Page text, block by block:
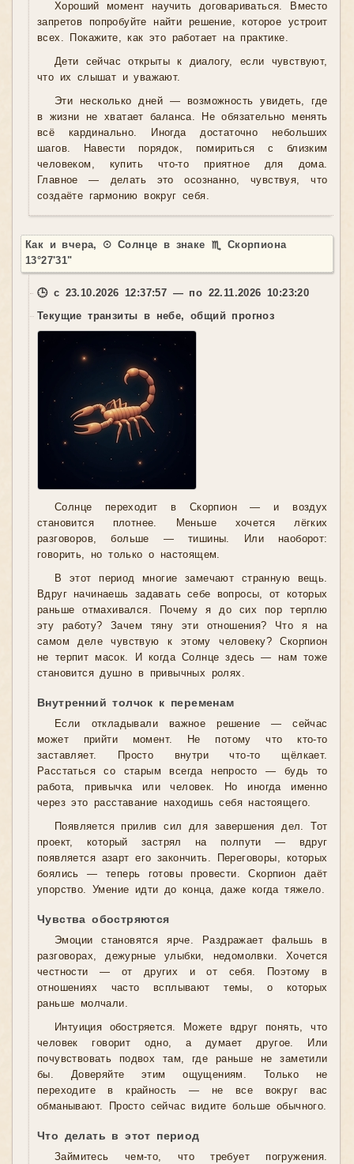
Хороший момент научить договариваться. Вместо
запретов попробуйте найти решение, которое устроит
всех. Покажите, как это работает на практике.
Дети сейчас открыты к диалогу, если чувствуют,
что их слышат и уважают.
Эти несколько дней — возможность увидеть, где
в жизни не хватает баланса. Не обязательно менять
всё кардинально. Иногда достаточно небольших
шагов. Навести порядок, помириться с близким
человеком, купить что-то приятное для дома.
Главное — делать это осознанно, чувствуя, что
создаёте гармонию вокруг себя.
Как и вчера, ☉ Солнце в знаке ♏ Скорпиона
13°27'31"
🕒 с 23.10.2026 12:37:57 — по 22.11.2026 10:23:20
Текущие транзиты в небе, общий прогноз
Солнце переходит в Скорпион — и воздух
становится плотнее. Меньше хочется лёгких
разговоров, больше — тишины. Или наоборот:
говорить, но только о настоящем.
В этот период многие замечают странную вещь.
Вдруг начинаешь задавать себе вопросы, от которых
раньше отмахивался. Почему я до сих пор терплю
эту работу? Зачем тяну эти отношения? Что я на
самом деле чувствую к этому человеку? Скорпион
не терпит масок. И когда Солнце здесь — нам тоже
становится душно в привычных ролях.
Внутренний толчок к переменам
Если откладывали важное решение — сейчас
может прийти момент. Не потому что кто-то
заставляет. Просто внутри что-то щёлкает.
Расстаться со старым всегда непросто — будь то
работа, привычка или человек. Но иногда именно
через это расставание находишь себя настоящего.
Появляется прилив сил для завершения дел. Тот
проект, который застрял на полпути — вдруг
появляется азарт его закончить. Переговоры, которых
боялись — теперь готовы провести. Скорпион даёт
упорство. Умение идти до конца, даже когда тяжело.
Чувства обостряются
Эмоции становятся ярче. Раздражает фальшь в
разговорах, дежурные улыбки, недомолвки. Хочется
честности — от других и от себя. Поэтому в
отношениях часто всплывают темы, о которых
раньше молчали.
Интуиция обостряется. Можете вдруг понять, что
человек говорит одно, а думает другое. Или
почувствовать подвох там, где раньше не заметили
бы. Доверяйте этим ощущениям. Только не
переходите в крайность — не все вокруг вас
обманывают. Просто сейчас видите больше обычного.
Что делать в этот период
Займитесь чем-то, что требует погружения.